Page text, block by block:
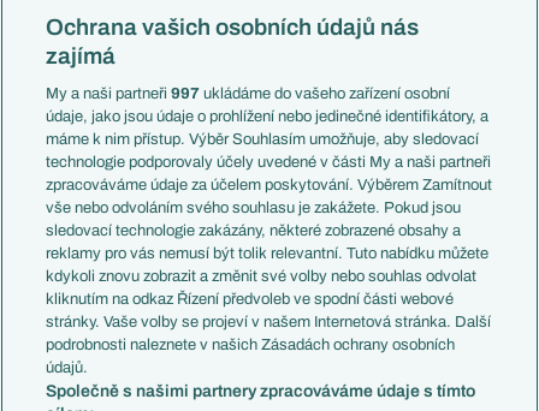
Mistrovství světa
Liga národů
Témata
Představení týmů MS
EuroSkauting
PL v kostce
Evropské koeficienty
Přestupy
Přestupové spekulace
Zranění
Kluby
Arsenal FC
Chelsea FC
Manchester United
Česko
Francie
Itálie
Německo
Španělsko
Argentina
Brazílie
Přestupy
Zápasy
Livescore
Tipovací soutěž
Ochrana vašich osobních údajů nás
zajímá
My a naši partneři997 ukládáme do vašeho zařízení osobní
údaje, jako jsou údaje o prohlížení nebo jedinečné identifikátory, a
máme k nim přístup. Výběr Souhlasím umožňuje, aby sledovací
technologie podporovaly účely uvedené v části My a naši partneři
zpracováváme údaje za účelem poskytování. Výběrem Zamítnout
vše nebo odvoláním svého souhlasu je zakážete. Pokud jsou
sledovací technologie zakázány, některé zobrazené obsahy a
reklamy pro vás nemusí být tolik relevantní. Tuto nabídku můžete
kdykoli znovu zobrazit a změnit své volby nebo souhlas odvolat
kliknutím na odkaz Řízení předvoleb ve spodní části webové
stránky. Vaše volby se projeví v našem Internetová stránka. Další
podrobnosti naleznete v našich Zásadách ochrany osobních
údajů.
Společně s našimi partnery zpracováváme údaje s tímto